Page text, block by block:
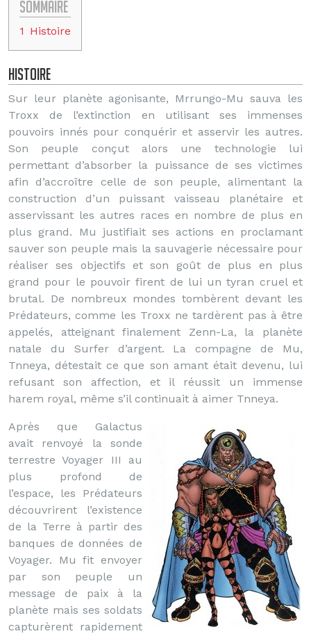
Sommaire
1 Histoire
Histoire
Sur leur planète agonisante, Mrrungo-Mu sauva les
Troxx de l’extinction en utilisant ses immenses
pouvoirs innés pour conquérir et asservir les autres.
Son peuple conçut alors une technologie lui
permettant d’absorber la puissance de ses victimes
afin d’accroître celle de son peuple, alimentant la
construction d’un puissant vaisseau planétaire et
asservissant les autres races en nombre de plus en
plus grand. Mu justifiait ses actions en proclamant
sauver son peuple mais la sauvagerie nécessaire pour
réaliser ses objectifs et son goût de plus en plus
grand pour le pouvoir firent de lui un tyran cruel et
brutal. De nombreux mondes tombèrent devant les
Prédateurs, comme les Troxx ne tardèrent pas à être
appelés, atteignant finalement Zenn-La, la planète
natale du Surfer d’argent. La compagne de Mu,
Tnneya, détestait ce que son amant était devenu, lui
refusant son affection, et il réussit un immense
harem royal, même s’il continuait à aimer Tnneya.
Après que Galactus
avait renvoyé la sonde
terrestre Voyager III au
plus profond de
l’espace, les Prédateurs
découvrirent l’existence
de la Terre à partir des
banques de données de
Voyager. Mu fit envoyer
par son peuple un
message de paix à la
planète mais ses soldats
capturèrent rapidement